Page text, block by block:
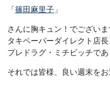
「篠田麻里子 」
さんに胸キュン！でございま
タキペーパーダイレクト店長
プレドラグ・ミチビッチであ
それでは皆様、良い週末をお